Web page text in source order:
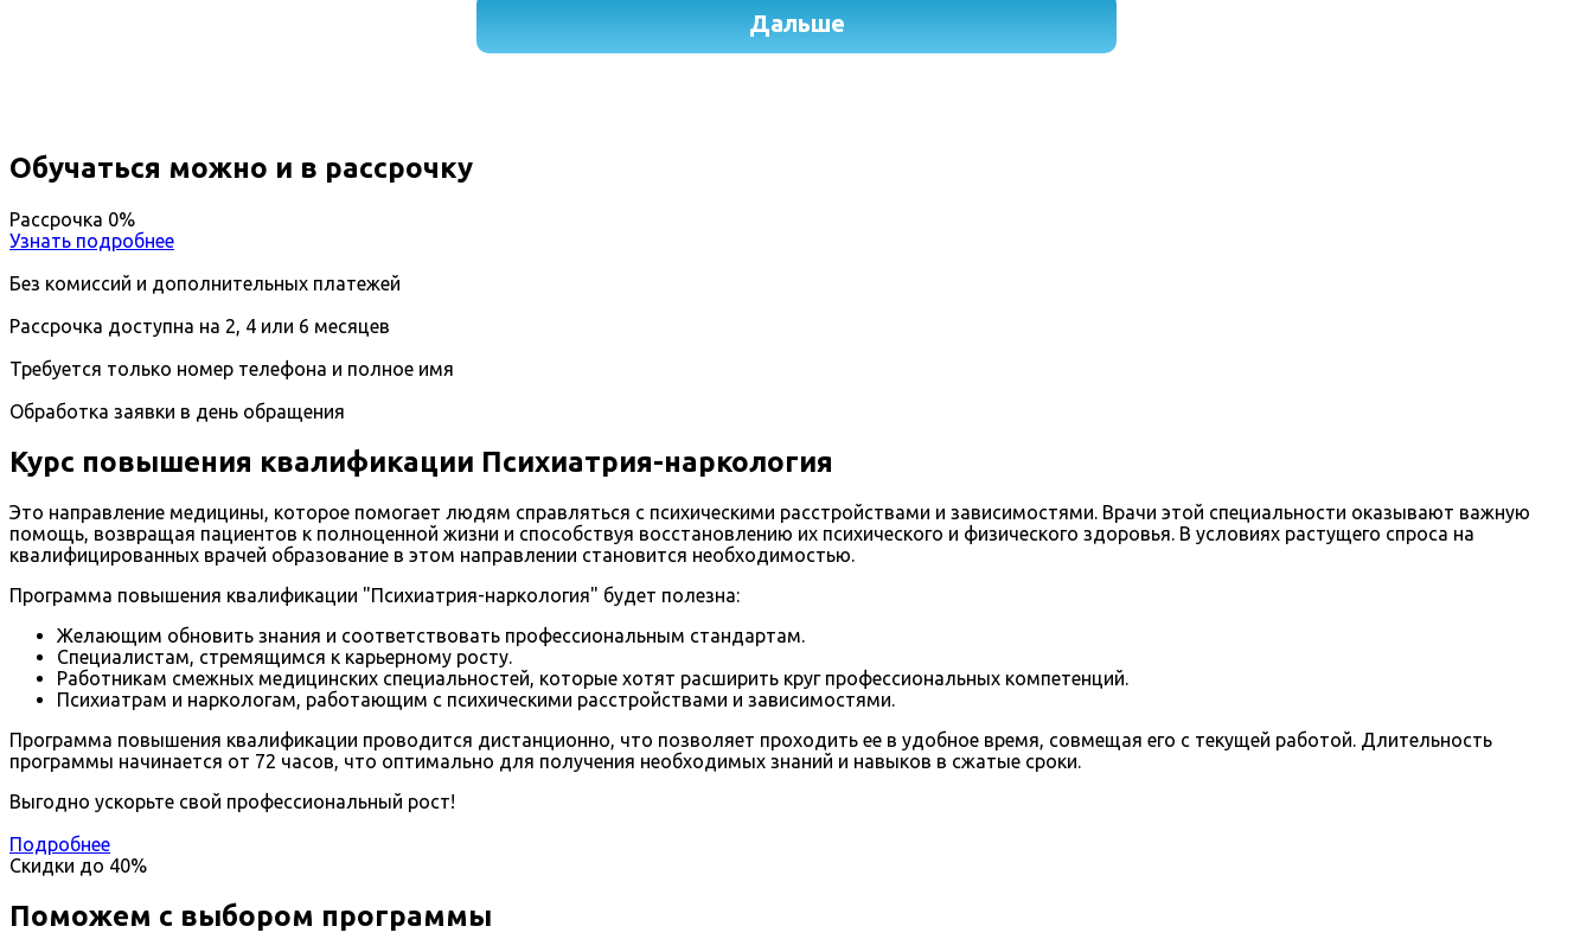
Обучаться можно и в рассрочку
Рассрочка 0%
Узнать подробнее
Без комиссий и дополнительных платежей
Рассрочка доступна на 2, 4 или 6 месяцев
Требуется только номер телефона и полное имя
Обработка заявки в день обращения
Курс повышения квалификации Психиатрия-наркология
Это направление медицины, которое помогает людям справляться с психическими расстройствами и зависимостями. Врачи этой специальности оказывают важную
помощь, возвращая пациентов к полноценной жизни и способствуя восстановлению их психического и физического здоровья. В условиях растущего спроса на
квалифицированных врачей образование в этом направлении становится необходимостью.
Программа повышения квалификации "Психиатрия-наркология" будет полезна:
Желающим обновить знания и соответствовать профессиональным стандартам.
Специалистам, стремящимся к карьерному росту.
Работникам смежных медицинских специальностей, которые хотят расширить круг профессиональных компетенций.
Психиатрам и наркологам, работающим с психическими расстройствами и зависимостями.
Программа повышения квалификации проводится дистанционно, что позволяет проходить ее в удобное время, совмещая его с текущей работой. Длительность
программы начинается от 72 часов, что оптимально для получения необходимых знаний и навыков в сжатые сроки.
Выгодно ускорьте свой профессиональный рост!
Подробнее
Скидки до 40%
Поможем с выбором программы